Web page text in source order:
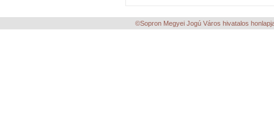
©Sopron Megyei Jogú Város hivatalos